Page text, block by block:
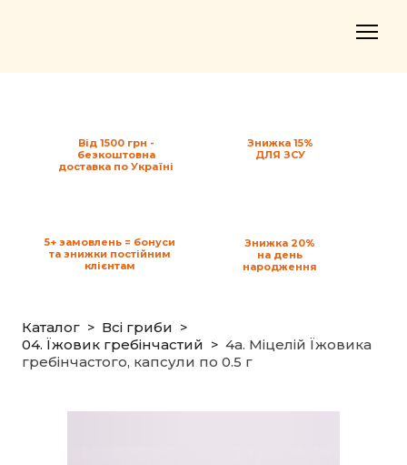
Знижка 15%
ДЛЯ ЗСУ
Від 1500 грн -
безкоштовна
доставка по Україні
5+ замовлень = бонуси
та знижки постійним
клієнтам
Знижка 20%
на день
народження
Каталог
Всі гриби
04. Їжовик гребінчастий
4a. Міцелій Їжовика
гребінчаcтого, капсули по 0.5 г